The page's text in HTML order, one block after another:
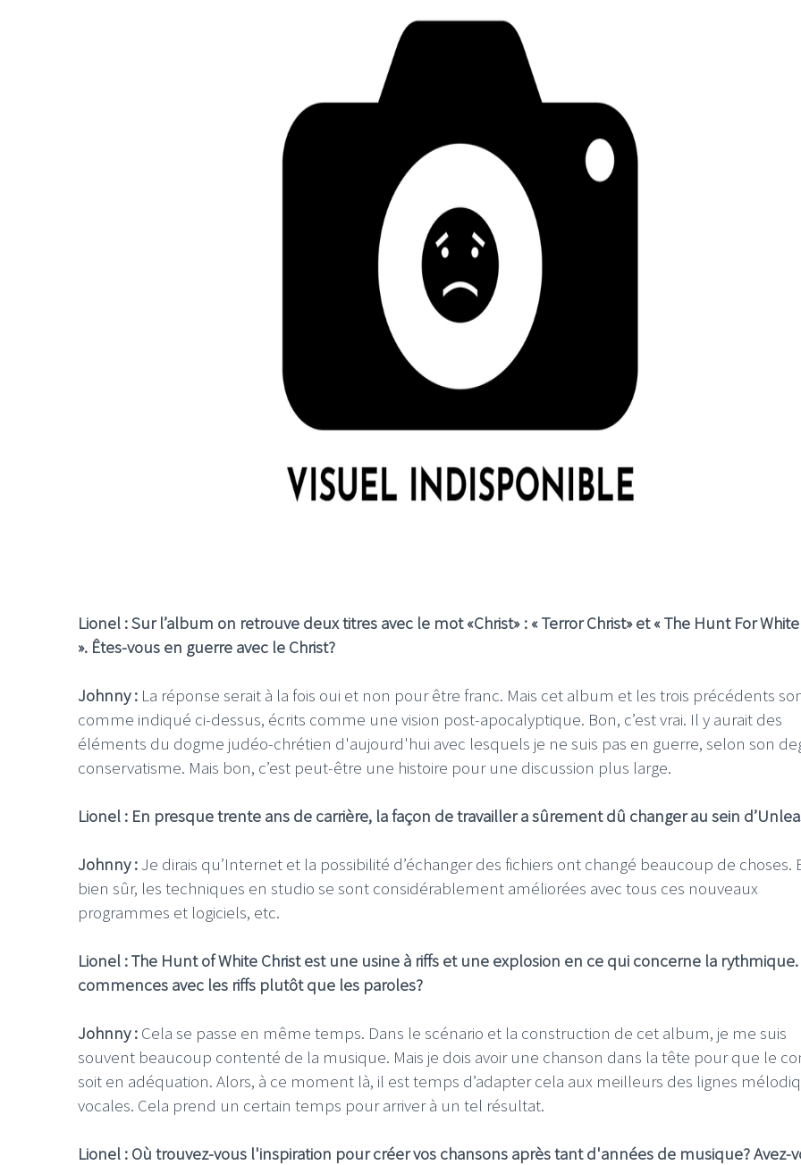
Lionel : Sur l’album on retrouve deux titres avec le mot «Christ» : « Terror Christ» et « The Hunt For
». Êtes-vous en guerre avec le Christ?
Johnny : La réponse serait à la fois oui et non pour être franc. Mais cet album et les trois précédents
comme indiqué ci-dessus, écrits comme une vision post-apocalyptique. Bon, c’est vrai. Il y aurait des
éléments du dogme judéo-chrétien d'aujourd'hui avec lesquels je ne suis pas en guerre, selon son
conservatisme. Mais bon, c’est peut-être une histoire pour une discussion plus large.
Lionel : En presque trente ans de carrière, la façon de travailler a sûrement dû changer au sein
Johnny : Je dirais qu’Internet et la possibilité d’échanger des fichiers ont changé beaucoup de choses.
bien sûr, les techniques en studio se sont considérablement améliorées avec tous ces nouveaux
programmes et logiciels, etc.
Lionel : The Hunt of White Christ est une usine à riffs et une explosion en ce qui concerne la rythmique.
commences avec les riffs plutôt que les paroles?
Johnny : Cela se passe en même temps. Dans le scénario et la construction de cet album, je me suis
souvent beaucoup contenté de la musique. Mais je dois avoir une chanson dans la tête pour que le
soit en adéquation. Alors, à ce moment là, il est temps d’adapter cela aux meilleurs des lignes
vocales. Cela prend un certain temps pour arriver à un tel résultat.
Lionel : Où trouvez-vous l'inspiration pour créer vos chansons après tant d'années de musique? Avez-
LE GROS RIFFIFI
LE GROS RIFFIFI –
LE GROS RIFFIFI –
The Covers !!!